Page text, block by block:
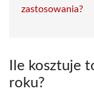
zastosowania?
Ile kosztuje
roku?